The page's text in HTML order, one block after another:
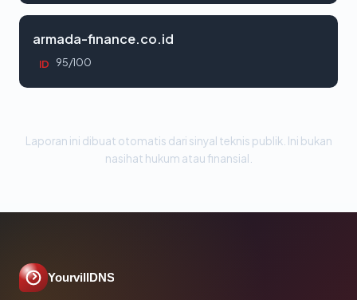
armada-finance.co.id
ID 95/100
Laporan ini dibuat otomatis dari sinyal teknis publik. Ini bukan
nasihat hukum atau finansial.
YourvillDNS